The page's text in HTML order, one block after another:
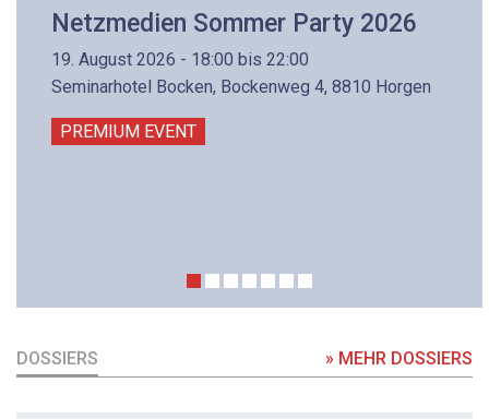
Netzmedien Sommer Party 2026
19. August 2026 - 18:00 bis 22:00
Seminarhotel Bocken, Bockenweg 4, 8810 Horgen
PREMIUM EVENT
DOSSIERS » MEHR DOSSIERS